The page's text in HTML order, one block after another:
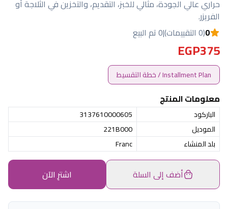
حراري عالي الجودة، مثالي للخبز، التقديم، والتخزين في الثلاجة أو
الفريزر.
0(0 التقييمات) |0 تم البيع
EGP375
Installment Plan / خطة التقسيط
معلومات المنتج
الباركود
3137610000605
الموديل
221B000
بلد المنشاء
Franc
أضف إلى السلة اشترِ الآن